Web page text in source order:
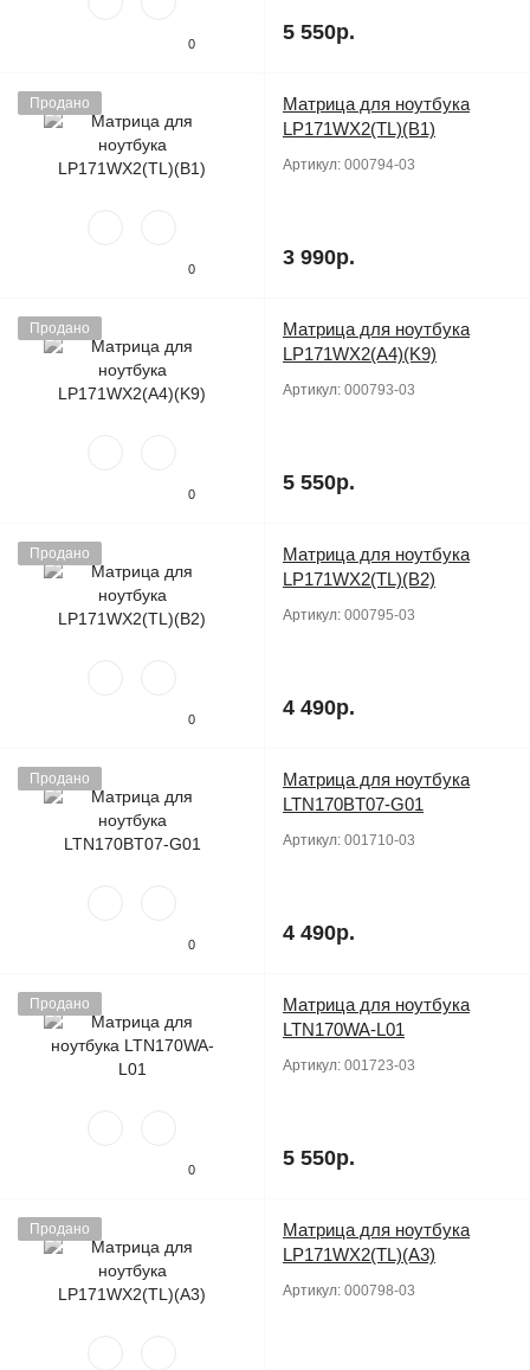
0 5 550р.
Продано
0
Матрица для ноутбука
LP171WX2(TL)(B1)
Артикул: 000794-03
3 990р.
Продано
0
Матрица для ноутбука
LP171WX2(A4)(K9)
Артикул: 000793-03
5 550р.
Продано
0
Матрица для ноутбука
LP171WX2(TL)(B2)
Артикул: 000795-03
4 490р.
Продано
0
Матрица для ноутбука
LTN170BT07-G01
Артикул: 001710-03
4 490р.
Продано
0
Матрица для ноутбука
LTN170WA-L01
Артикул: 001723-03
5 550р.
Продано
Матрица для ноутбука
LP171WX2(TL)(A3)
Артикул: 000798-03